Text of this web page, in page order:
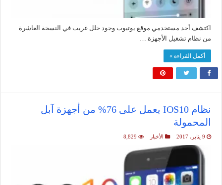
اكتشف أحد مستخدمي موقع يوتيوب وجود خلل غريب في النسخة العاشرة
من نظام تشغيل الأجهزة …
أكمل القراءة »
نظام IOS10 يعمل على 76% من أجهزة آبل
المحمولة
9 يناير، 2017 الأخبار 8,829